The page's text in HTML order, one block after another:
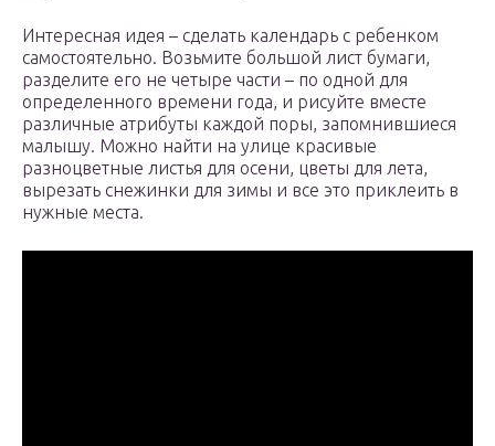
Интересная идея – сделать календарь с ребенком
самостоятельно. Возьмите большой лист бумаги,
разделите его не четыре части – по одной для
определенного времени года, и рисуйте вместе
различные атрибуты каждой поры, запомнившиеся
малышу. Можно найти на улице красивые
разноцветные листья для осени, цветы для лета,
вырезать снежинки для зимы и все это приклеить в
нужные места.